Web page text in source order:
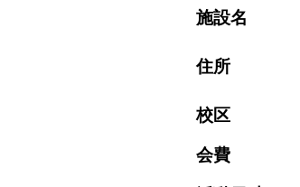
施設名
住所
校区
会費